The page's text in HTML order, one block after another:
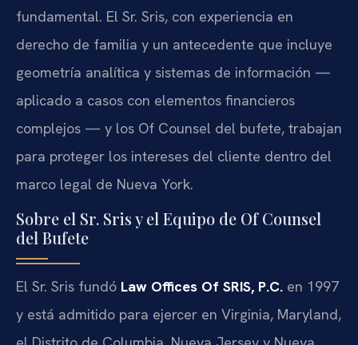
fundamental. El Sr. Sris, con experiencia en
derecho de familia y un antecedente que incluye
geometría analítica y sistemas de información —
aplicado a casos con elementos financieros
complejos — y los Of Counsel del bufete, trabajan
para proteger los intereses del cliente dentro del
marco legal de Nueva York.
Sobre el Sr. Sris y el Equipo de Of Counsel
del Bufete
El Sr. Sris fundó Law Offices Of SRIS, P.C. en 1997
y está admitido para ejercer en Virginia, Maryland,